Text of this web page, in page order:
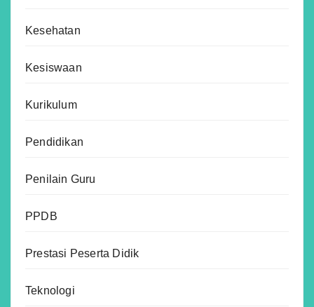
Kesehatan
Kesiswaan
Kurikulum
Pendidikan
Penilain Guru
PPDB
Prestasi Peserta Didik
Teknologi